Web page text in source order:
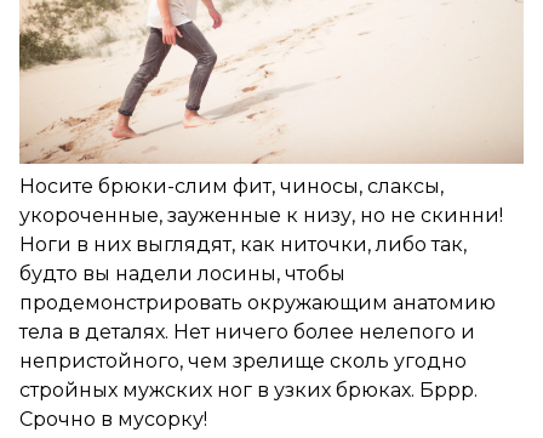
Носите брюки-слим фит, чиносы, слаксы,
укороченные, зауженные к низу, но не скинни!
Ноги в них выглядят, как ниточки, либо так,
будто вы надели лосины, чтобы
продемонстрировать окружающим анатомию
тела в деталях. Нет ничего более нелепого и
непристойного, чем зрелище сколь угодно
стройных мужских ног в узких брюках. Бррр.
Срочно в мусорку!